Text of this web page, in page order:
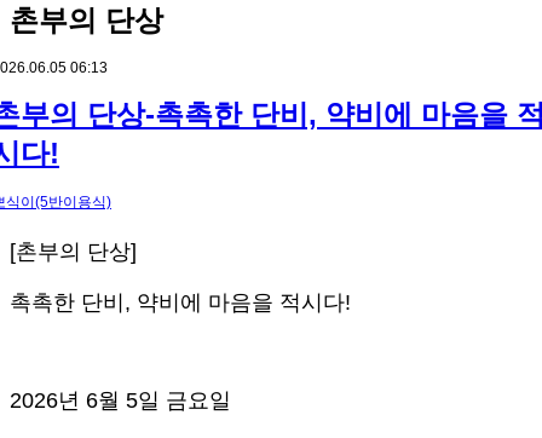
촌부의 단상
06:13
부의 단상-촉촉한 단비, 약비에 마음을
다!
식이(5반이용식)
[촌부의 단상]
촉촉한 단비, 약비에 마음을 적시다!
2026년 6월 5일 금요일